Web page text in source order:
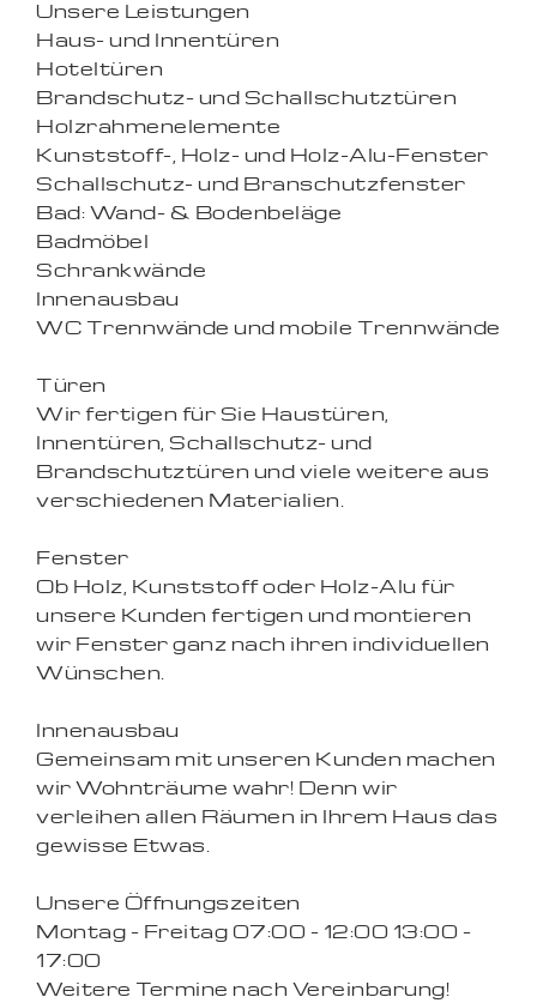
Unsere Leistungen
Haus- und Innentüren
Hoteltüren
Brandschutz- und Schallschutztüren
Holzrahmenelemente
Kunststoff-, Holz- und Holz-Alu-Fenster
Schallschutz- und Branschutzfenster
Bad: Wand- & Bodenbeläge
Badmöbel
Schrankwände
Innenausbau
WC Trennwände und mobile Trennwände
Türen
Wir fertigen für Sie Haustüren,
Innentüren, Schallschutz- und
Brandschutztüren und viele weitere aus
verschiedenen Materialien.
Fenster
Ob Holz, Kunststoff oder Holz-Alu für
unsere Kunden fertigen und montieren
wir Fenster ganz nach ihren individuellen
Wünschen.
Innenausbau
Gemeinsam mit unseren Kunden machen
wir Wohnträume wahr! Denn wir
verleihen allen Räumen in Ihrem Haus das
gewisse Etwas.
Unsere Öffnungszeiten
Montag - Freitag 07:00 - 12:00 13:00 -
17:00
Weitere Termine nach Vereinbarung!